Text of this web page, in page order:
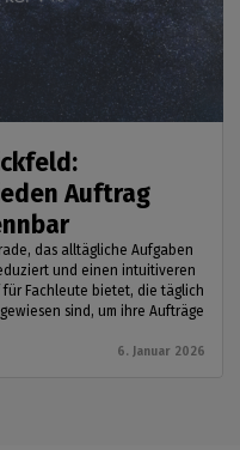
Auftrag
das alltägliche Aufgaben
und einen intuitiveren
Fachleute bietet, die täglich
sind, um ihre Aufträge
6. Januar 2026